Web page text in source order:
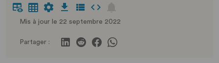
Mis à jour le 22 septembre 2022
Partager :